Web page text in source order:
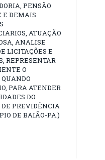
PENSÃO
E DEMAIS
ATUAÇÃO
ANALISE
LICITAÇÕES E
REPRESENTAR
O
PARA ATENDER
DO
PREVIDÊNCIA
DE BAIÃO-PA.)